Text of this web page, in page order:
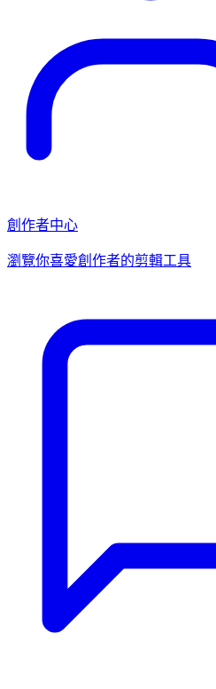
創作者中心
瀏覽你喜愛創作者的剪輯工具